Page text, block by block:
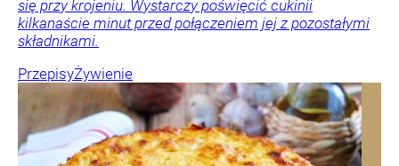
się przy krojeniu. Wystarczy poświęcić cukinii
kilkanaście minut przed połączeniem jej z pozostałymi
składnikami.
PrzepisyŻywienie